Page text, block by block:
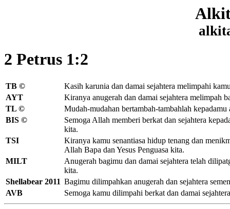
2 Petrus 1:2
TB © Kasih karunia dan damai sejahtera melimpahi
AYT
Kiranya anugerah dan damai sejahtera melimpah
TL ©
Mudah-mudahan bertambah-tambahlah
BIS ©
Semoga Allah memberi berkat dan sejahtera
kita.
TSI
Kiranya kamu senantiasa hidup tenang dan
Allah Bapa dan Yesus Penguasa kita.
MILT
Anugerah bagimu dan damai sejahtera telah
kita.
Shellabear 2011 Bagimu dilimpahkan anugerah dan sejahtera
AVB
Semoga kamu dilimpahi berkat dan damai